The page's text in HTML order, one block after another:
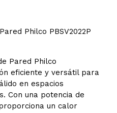
Philco PBSV2022P
Pared Philco
eficiente y versátil para
en espacios
Con una potencia de
un calor